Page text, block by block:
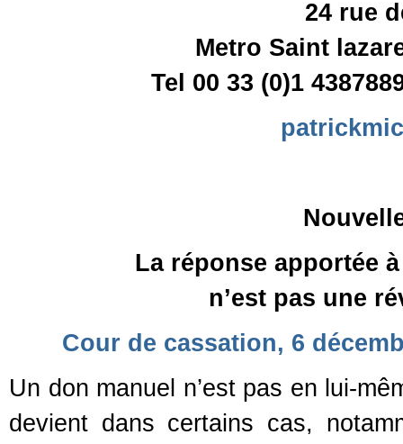
24 rue
Metro Saint
Tel 00 33 (0)1
La réponse apportée
n’est pas une
Cour de cassation, 6
Un don manuel n’est pas en lui-
devient dans certains cas,